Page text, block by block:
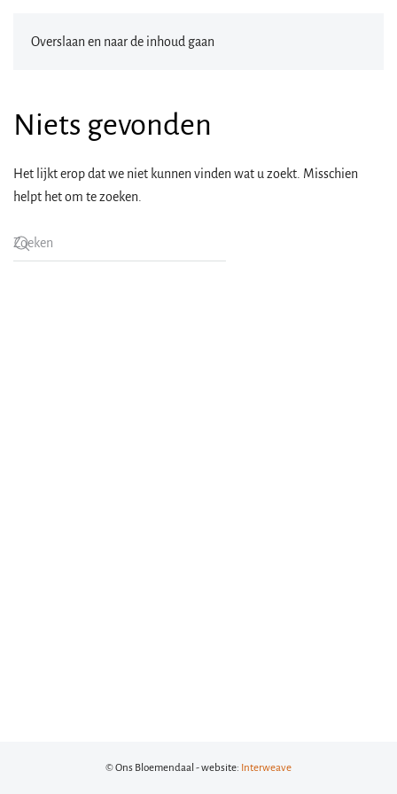
Overslaan en naar de inhoud gaan
Niets gevonden
Het lijkt erop dat we niet kunnen vinden wat u zoekt. Misschien
helpt het om te zoeken.
© Ons Bloemendaal - website: Interweave